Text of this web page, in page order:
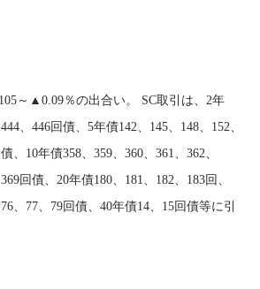
～▲0.09％の出合い。 SC取引は、2年
、446回債、5年債142、145、148、152、
、10年債358、359、360、361、362、
回債、20年債180、181、182、183回、
、77、79回債、40年債14、15回債等に引